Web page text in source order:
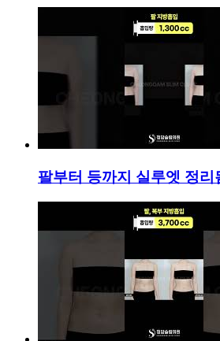
팔부터 등까지 실루엣 정리